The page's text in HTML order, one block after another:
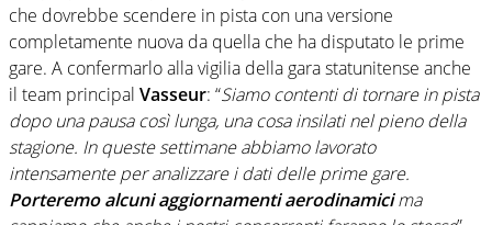
che dovrebbe scendere in pista con una versione
completamente nuova da quella che ha disputato le prime
gare. A confermarlo alla vigilia della gara statunitense anche
il team principal Vasseur: “Siamo contenti di tornare in pista
dopo una pausa così lunga, una cosa insilati nel pieno della
stagione. In queste settimane abbiamo lavorato
intensamente per analizzare i dati delle prime gare.
Porteremo alcuni aggiornamenti aerodinamicima